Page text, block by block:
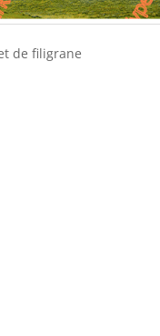
de filigrane